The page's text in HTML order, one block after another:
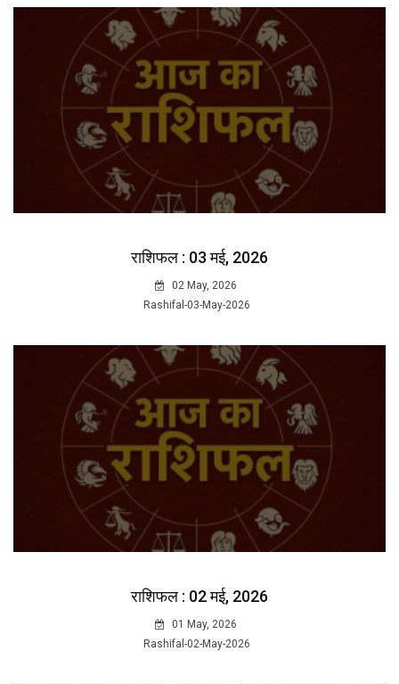
राशिफल : 03 मई, 2026
02 May, 2026
Rashifal-03-May-2026
राशिफल : 02 मई, 2026
01 May, 2026
Rashifal-02-May-2026